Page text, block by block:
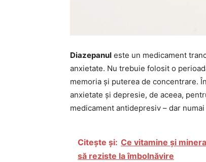
Diazepanul este un medicament
anxietate. Nu trebuie folosit o
memoria și puterea de concentrare.
anxietate și depresie, de aceea,
medicament antidepresiv – dar
Citește și: Ce vitamine și
să reziste la îmbolnăvire